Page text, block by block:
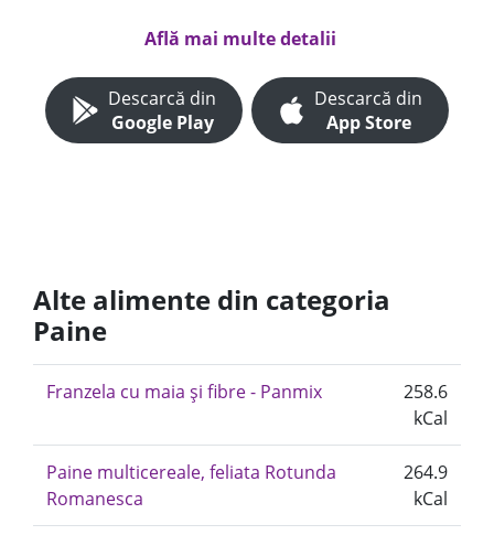
Află mai multe detalii
Descarcă din
Google Play
Descarcă din
App Store
Alte alimente din categoria
Paine
Franzela cu maia și fibre - Panmix
258.6
kCal
Paine multicereale, feliata Rotunda
Romanesca
264.9
kCal